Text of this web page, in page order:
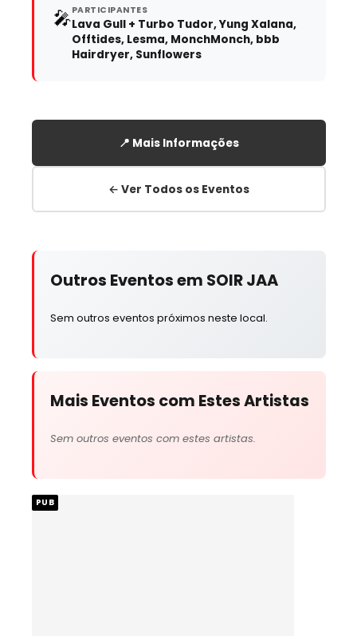
🎤PARTICIPANTES
Lava Gull + Turbo Tudor, Yung Xalana,
Offtides, Lesma, MonchMonch, bbb
Hairdryer, Sunflowers
📍 Mais Informações
← Ver Todos os Eventos
Outros Eventos em SOIR JAA
Sem outros eventos próximos neste local.
Mais Eventos com Estes Artistas
Sem outros eventos com estes artistas.
PUB